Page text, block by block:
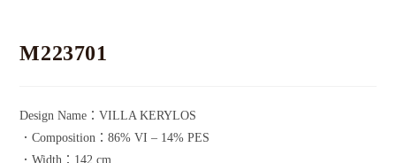
M223701
Design Name：VILLA KERYLOS
．Composition：86% VI – 14% PES
．Width：142 cm